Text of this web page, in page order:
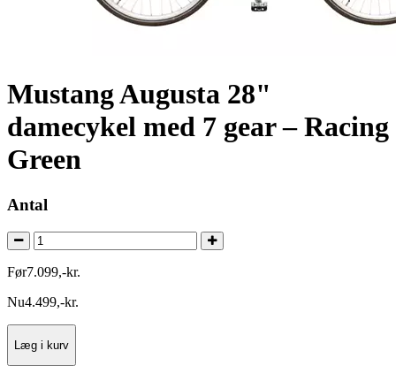
Mustang Augusta 28"
damecykel med 7 gear – Racing
Green
Antal
Før7.099,-kr.
Nu4.499,-kr.
Læg i kurv